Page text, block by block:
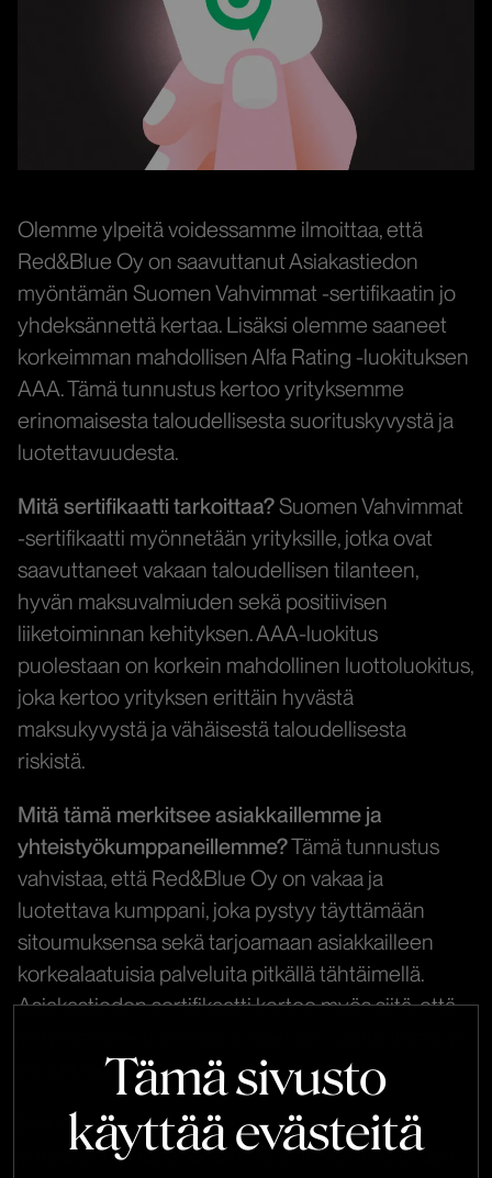
Tämä sivusto
käyttää evästeitä
Olemme ylpeitä voidessamme ilmoittaa, että
Red&Blue Oy on saavuttanut Asiakastiedon
myöntämän Suomen Vahvimmat -sertifikaatin jo
yhdeksännettä kertaa. Lisäksi olemme saaneet
korkeimman mahdollisen Alfa Rating -luokituksen
AAA. Tämä tunnustus kertoo yrityksemme
erinomaisesta taloudellisesta suorituskyvystä ja
luotettavuudesta.
Mitä sertifikaatti tarkoittaa?Suomen Vahvimmat
-sertifikaatti myönnetään yrityksille, jotka ovat
saavuttaneet vakaan taloudellisen tilanteen,
hyvän maksuvalmiuden sekä positiivisen
liiketoiminnan kehityksen. AAA-luokitus
puolestaan on korkein mahdollinen luottoluokitus,
joka kertoo yrityksen erittäin hyvästä
maksukyvystä ja vähäisestä taloudellisesta
riskistä.
Mitä tämä merkitsee asiakkaillemme ja
yhteistyökumppaneillemme?Tämä tunnustus
vahvistaa, että Red&Blue Oy on vakaa ja
luotettava kumppani, joka pystyy täyttämään
sitoumuksensa sekä tarjoamaan asiakkailleen
korkealaatuisia palveluita pitkällä tähtäimellä.
Asiakastiedon sertifikaatti kertoo myös siitä, että
tehokkaasti.
Haluamme kiittää asiakkaitamme,
yhteistyökumppaneitamme ja tiimiämme, joiden